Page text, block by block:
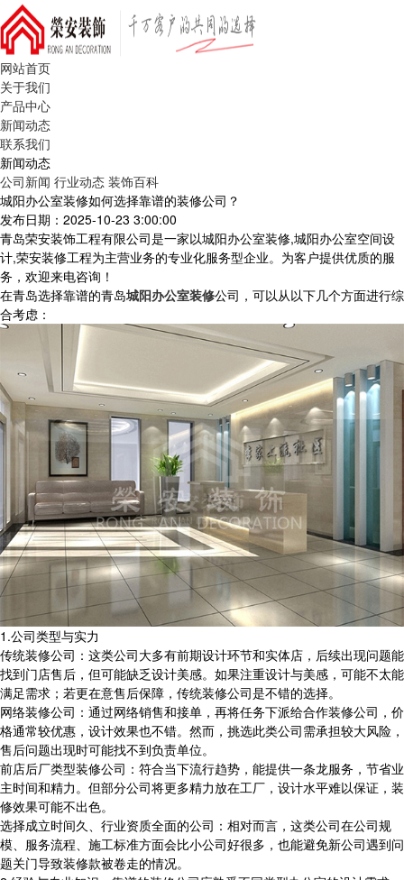
网站首页
关于我们
产品中心
新闻动态
联系我们
新闻动态
公司新闻 行业动态 装饰百科
城阳办公室装修如何选择靠谱的装修公司？
发布日期：2025-10-23 3:00:00
青岛荣安装饰工程有限公司是一家以城阳办公室装修,城阳办公室空间设
计,荣安装修工程为主营业务的专业化服务型企业。为客户提供优质的服
务，欢迎来电咨询！
在青岛选择靠谱的青岛城阳办公室装修公司，可以从以下几个方面进行综
合考虑：
1.公司类型与实力
传统装修公司：这类公司大多有前期设计环节和实体店，后续出现问题能
找到门店售后，但可能缺乏设计美感。如果注重设计与美感，可能不太能
满足需求；若更在意售后保障，传统装修公司是不错的选择。
网络装修公司：通过网络销售和接单，再将任务下派给合作装修公司，价
格通常较优惠，设计效果也不错。然而，挑选此类公司需承担较大风险，
售后问题出现时可能找不到负责单位。
前店后厂类型装修公司：符合当下流行趋势，能提供一条龙服务，节省业
主时间和精力。但部分公司将更多精力放在工厂，设计水平难以保证，装
修效果可能不出色。
选择成立时间久、行业资质全面的公司：相对而言，这类公司在公司规
模、服务流程、施工标准方面会比小公司好很多，也能避免新公司遇到问
题关门导致装修款被卷走的情况。